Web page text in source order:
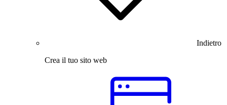
Indietro
Crea il tuo sito web